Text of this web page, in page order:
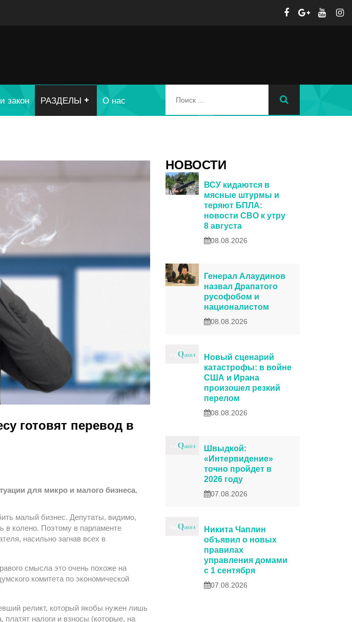
закон РАЗДЕЛЫ О нас
готовят перевод в
для микро и малого бизнеса.
малый бизнес. Депутаты, видимо,
в колено. Поэтому в парламенте
насильно загнав всех в
смысла это очень похоже на
комитета по экономической
реликт, который якобы нужен лишь
налоги и взносы (которые, на
НОВОСТИ
ВСУ кидаются в
мясные штурмы и
теряют БПЛА:
новости СВО к утру
8 августа
08.08.2026
Генерал Алаудинов
назвал Драпатого
русофобом и
националистом
08.08.2026
Новый сценарий
катастрофы: в войне
США и Ирана
произошел резкий
перелом
08.08.2026
Швыдкой:
«Интервидение»
точно пройдет в
2026 году
07.08.2026
Никита Чаплин
объявил о новых
правилах
управления домами
с 1 сентября
07.08.2026